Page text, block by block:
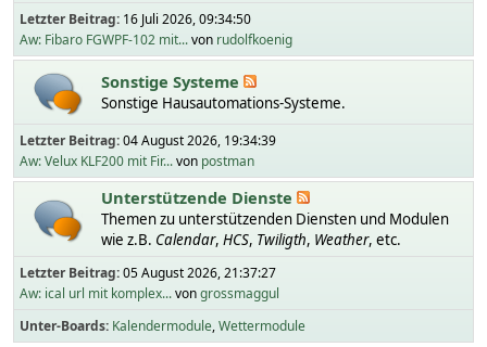
Letzter Beitrag: 16 Juli 2026, 09:34:50
Aw: Fibaro FGWPF-102 mit...von rudolfkoenig
Sonstige Systeme
Sonstige Hausautomations-Systeme.
Letzter Beitrag:04 August 2026, 19:34:39
Aw: Velux KLF200 mit Fir...von postman
Unterstützende Dienste
Themen zu unterstützenden Diensten und Modulen
wie z.B. Calendar, HCS, Twiligth, Weather, etc.
Letzter Beitrag:05 August 2026, 21:37:27
Aw: ical url mit komplex...vongrossmaggul
Unter-Boards Kalendermodule Wettermodule